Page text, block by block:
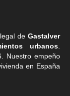
de Gastalver
urbanos
Nuestro empeño
en España